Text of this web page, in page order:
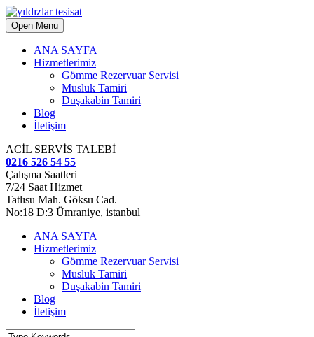
Open Menu
ANA SAYFA
Hizmetlerimiz
Gömme Rezervuar Servisi
Musluk Tamiri
Duşakabin Tamiri
Blog
İletişim
ACİL SERVİS TALEBİ
0216 526 54 55
Çalışma Saatleri
7/24 Saat Hizmet
Tatlısu Mah. Göksu Cad.
No:18 D:3 Ümraniye, istanbul
ANA SAYFA
Hizmetlerimiz
Gömme Rezervuar Servisi
Musluk Tamiri
Duşakabin Tamiri
Blog
İletişim